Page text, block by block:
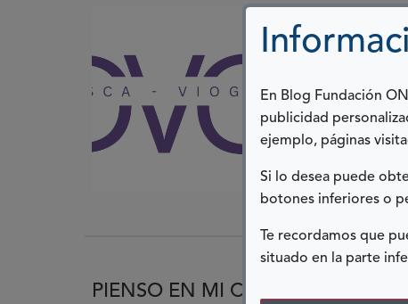
En Blog Fundación
publicidad
ejemplo, páginas
Si lo desea puede
botones inferiores o
Te recordamos que
situado en la parte
25 NOVIEMBRE,
Hola, soy Verónica y
área de Mujer de
primera persona de
Ver más
PIENSO EN MI COMO EN LA